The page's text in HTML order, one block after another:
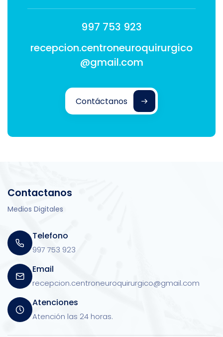
997 753 923
recepcion.centroneuroquirurgico
@gmail.com
Contáctanos
Contactanos
Medios Digitales
Telefono
997 753 923
Email
recepcion.centroneuroquirurgico@gmail.com
Atenciones
Atención las 24 horas.